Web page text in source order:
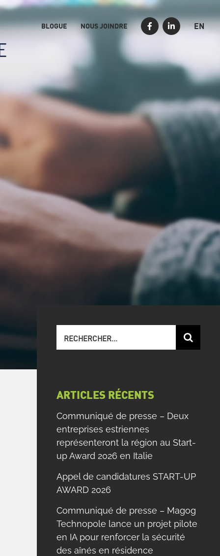
BLOGUE NOUS JOINDRE EN
sur
ARTICLES RÉCENTS
Communiqué de presse – Deux
entreprises estriennes
représenteront la région au Start-
up Award 2026 en Italie
Appel de candidatures START-UP
AWARD 2026
Communiqué de presse – Magog
Technopole lance un projet pilote
en IA pour renforcer la sécurité
des aînés en résidence